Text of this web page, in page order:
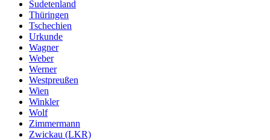
Sudetenland
Thüringen
Tschechien
Urkunde
Wagner
Weber
Werner
Westpreußen
Wien
Winkler
Wolf
Zimmermann
Zwickau (LKR)